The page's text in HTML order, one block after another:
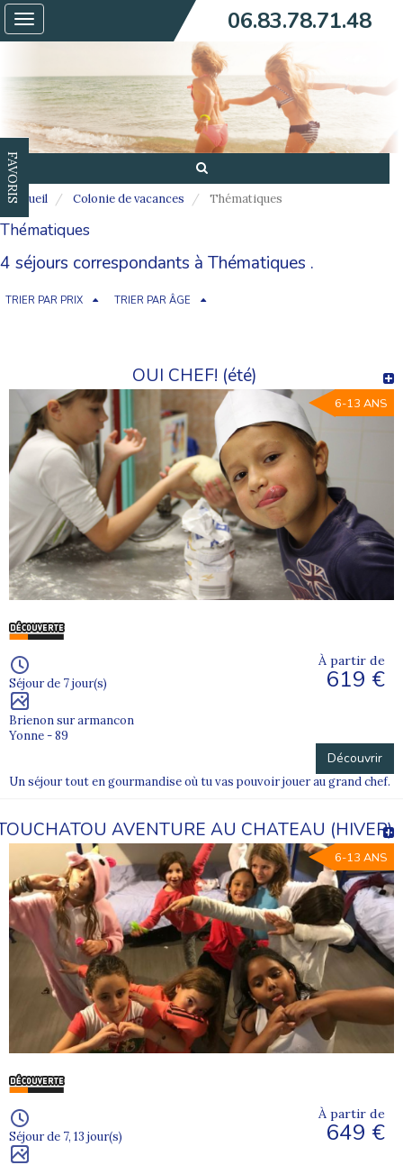
Toggle
navigation
06.83.78.71.48
FAVORIS
Accueil Colonie de vacances Thématiques
Thématiques
4 séjours correspondants à Thématiques .
TRIER PAR PRIX TRIER PAR ÂGE
OUI CHEF! (été)
6-13 ANS
Séjour de 7 jour(s)
Brienon sur armancon
Yonne - 89
À partir de
619 €
Découvrir
Un séjour tout en gourmandise où tu vas pouvoir jouer au grand chef.
AVENTURE AU CHATEAU (HIVER)
6-13 ANS
Séjour de 7, 13 jour(s)
À partir de
649 €